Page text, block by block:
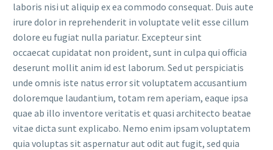
laboris nisi ut aliquip ex ea commodo consequat. Duis aute
irure dolor in reprehenderit in voluptate velit esse cillum
dolore eu fugiat nulla pariatur. Excepteur sint
occaecat cupidatat non proident, sunt in culpa qui officia
deserunt mollit anim id est laborum. Sed ut perspiciatis
unde omnis iste natus error sit voluptatem accusantium
doloremque laudantium, totam rem aperiam, eaque ipsa
quae ab illo inventore veritatis et quasi architecto beatae
vitae dicta sunt explicabo. Nemo enim ipsam voluptatem
quia voluptas sit aspernatur aut odit aut fugit, sed quia